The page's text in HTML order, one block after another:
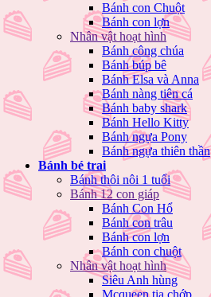
Bánh con Chuột
Bánh con lợn
Nhân vật hoạt hình
Bánh công chúa
Bánh búp bê
Bánh Elsa và Anna
Bánh nàng tiên cá
Bánh baby shark
Bánh Hello Kitty
Bánh ngựa Pony
Bánh ngựa thiên thần
Bánh bé trai
Bánh thôi nôi 1 tuổi
Bánh 12 con giáp
Bánh Con Hổ
Bánh con trâu
Bánh con lợn
Bánh con chuột
Nhân vật hoạt hình
Siêu Anh hùng
Mcqueen tia chớp